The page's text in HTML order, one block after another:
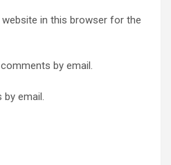
website in this browser for the
by email.
email.